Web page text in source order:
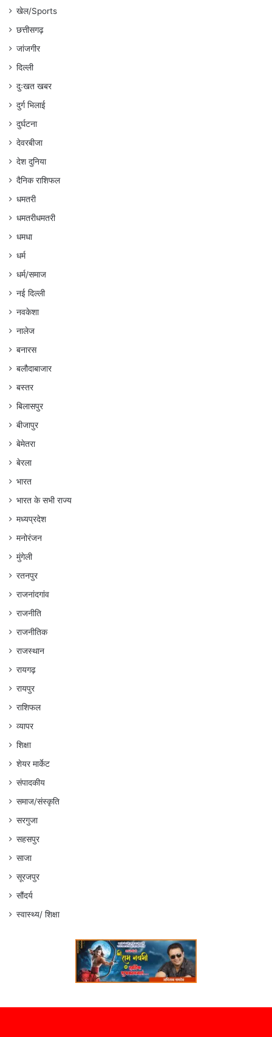
खेल/Sports
छत्तीसगढ़
जांजगीर
दिल्ली
दुःखत खबर
दुर्ग भिलाई
दुर्घटना
देवरबीजा
देश दुनिया
दैनिक राशिफल
धमतरी
धमतरीधमतरी
धमधा
धर्म
धर्म/समाज
नई दिल्ली
नवकेशा
नालेज
बनारस
बलौदाबाजार
बस्तर
बिलासपुर
बीजापुर
बेमेतरा
बेरला
भारत
भारत के सभी राज्य
मध्यप्रदेश
मनोरंजन
मुंगेली
रतनपुर
राजनांदगांव
राजनीति
राजनीतिक
राजस्थान
रायगढ़
रायपुर
राशिफल
व्यापर
शिक्षा
शेयर मार्केट
संपादकीय
समाज/संस्कृति
सरगुजा
सहसपुर
साजा
सूरजपुर
सौंदर्य
स्वास्थ्य/ शिक्षा